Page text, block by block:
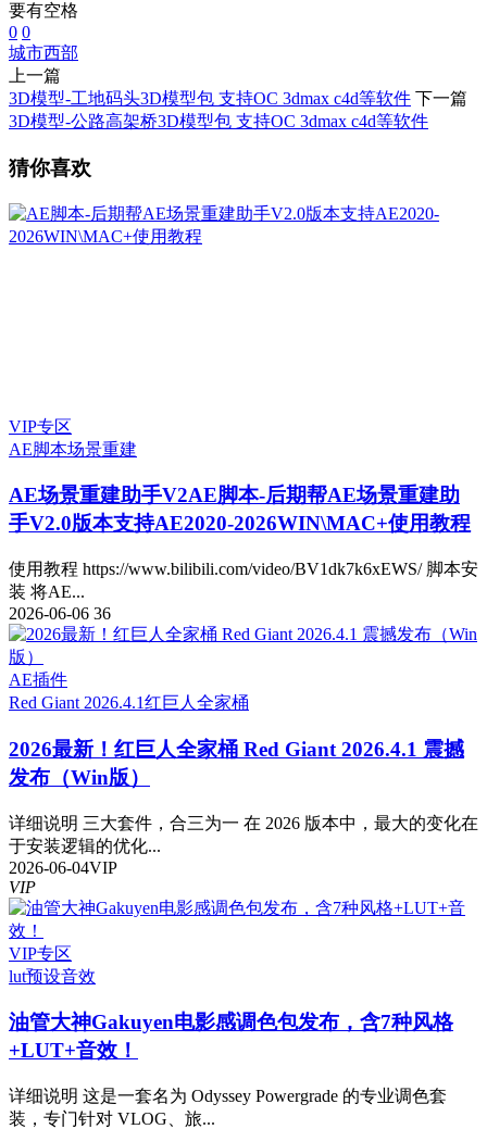
要有空格
0 0
城市西部
上一篇
3D模型-工地码头3D模型包 支持OC 3dmax c4d等软件 下一篇
3D模型-公路高架桥3D模型包 支持OC 3dmax c4d等软件
猜你喜欢
VIP专区
AE脚本场景重建
AE场景重建助手V2AE脚本-后期帮AE场景重建助
手V2.0版本支持AE2020-2026WIN\MAC+使用教程
使用教程 https://www.bilibili.com/video/BV1dk7k6xEWS/ 脚本安
装 将AE...
2026-06-06 36
AE插件
Red Giant 2026.4.1红巨人全家桶
2026最新！红巨人全家桶 Red Giant 2026.4.1 震撼
发布（Win版）
详细说明 三大套件，合三为一 在 2026 版本中，最大的变化在
于安装逻辑的优化...
2026-06-04VIP
VIP
VIP专区
lut预设音效
油管大神Gakuyen电影感调色包发布，含7种风格
+LUT+音效！
详细说明 这是一套名为 Odyssey Powergrade 的专业调色套
装，专门针对 VLOG、旅...